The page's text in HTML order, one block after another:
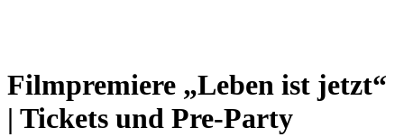
Filmpremiere „Leben ist jetzt“
| Tickets und Pre-Party